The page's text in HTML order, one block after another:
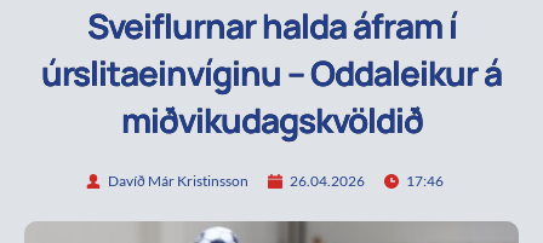
Sveiflurnar halda áfram í
úrslitaeinvíginu – Oddaleikur á
miðvikudagskvöldið
Davíð Már Kristinsson 26.04.2026 17:46